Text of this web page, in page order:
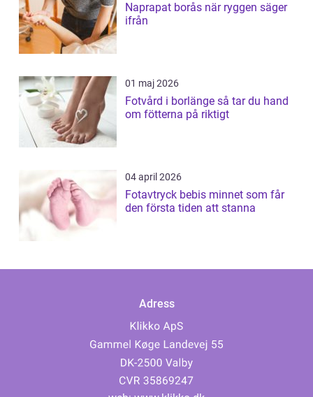
Naprapat borås när ryggen säger
ifrån
01 maj 2026
Fotvård i borlänge så tar du hand
om fötterna på riktigt
04 april 2026
Fotavtryck bebis minnet som får
den första tiden att stanna
Adress